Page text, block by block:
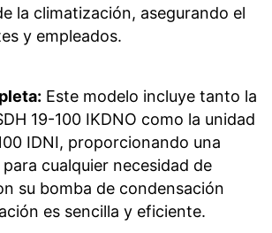
la climatización, asegurando el
y empleados.
Este modelo incluye tanto la
19-100 IKDNO como la unidad
IDNI, proporcionando una
cualquier necesidad de
su bomba de condensación
es sencilla y eficiente.